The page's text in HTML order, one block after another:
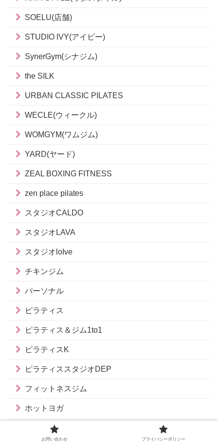
SOELU(店舗)
STUDIO IVY(アイビー)
SynerGym(シナジム)
the SILK
URBAN CLASSIC PILATES
WECLE(ウィークル)
WOMGYM(ワムジム)
YARD(ヤード)
ZEAL BOXING FITNESS
zen place pilates
スタジオCALDO
スタジオLAVA
スタジオloIve
チキンジム
パーソナル
ピラティス
ピラティス＆ジム1to1
ピラティスK
ピラティススタジオDEP
フィットネスジム
ホットヨガ
お問い合わせ プライバシーポリシー